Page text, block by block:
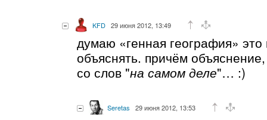
KFD 29 июня 2012, 13:49
думаю «генная география» это
объяснять. причём
со слов "на самом деле"… :)
Seretas 29 июня 2012, 13:53